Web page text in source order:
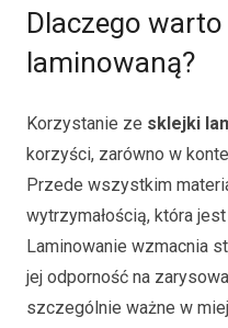
Dlaczego
laminowaną?
Korzystanie ze sklejki
korzyści, zarówno w
Przede wszystkim
wytrzymałością, która
Laminowanie wzmacnia
jej odporność na
szczególnie ważne w